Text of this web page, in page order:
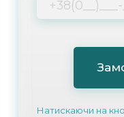
Натискаючи на